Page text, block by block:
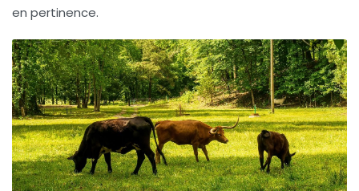
en pertinence.